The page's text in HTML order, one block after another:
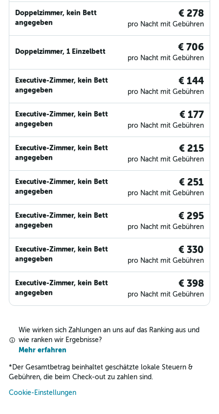
Doppelzimmer, kein Bett
angegeben
€ 278
pro Nacht mit Gebühren
Doppelzimmer, 1 Einzelbett € 706
pro Nacht mit Gebühren
Executive-Zimmer, kein Bett
angegeben
€ 144
pro Nacht mit Gebühren
Executive-Zimmer, kein Bett
angegeben
€ 177
pro Nacht mit Gebühren
Executive-Zimmer, kein Bett
angegeben
€ 215
pro Nacht mit Gebühren
Executive-Zimmer, kein Bett
angegeben
€ 251
pro Nacht mit Gebühren
Executive-Zimmer, kein Bett
angegeben
€ 295
pro Nacht mit Gebühren
Executive-Zimmer, kein Bett
angegeben
€ 330
pro Nacht mit Gebühren
Executive-Zimmer, kein Bett
angegeben
€ 398
pro Nacht mit Gebühren
Wie wirken sich Zahlungen an uns auf das Ranking aus und
wie ranken wir Ergebnisse?
Mehr erfahren
* Der Gesamtbetrag beinhaltet geschätzte lokale Steuern &
Gebühren, die beim Check-out zu zahlen sind.
Cookie-Einstellungen